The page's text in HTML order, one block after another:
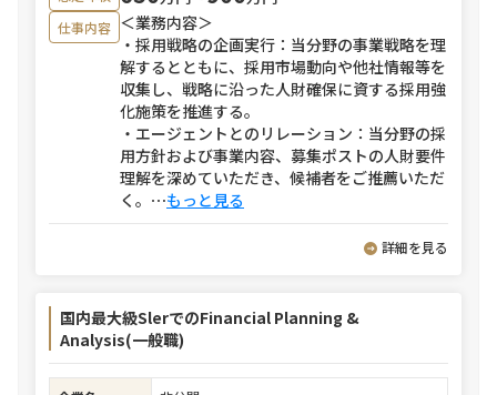
仕事内容 ＜業務内容＞
・採用戦略の企画実行：当分野の事業戦略を理
解するとともに、採用市場動向や他社情報等を
収集し、戦略に沿った人財確保に資する採用強
化施策を推進する。
・エージェントとのリレーション：当分野の採
用方針および事業内容、募集ポストの人財要件
理解を深めていただき、候補者をご推薦いただ
く。 ⋯もっと見る
詳細を見る
国内最大級SlerでのFinancial Planning &
Analysis(一般職)